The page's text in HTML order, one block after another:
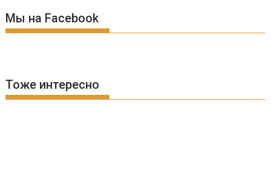
Мы на Facebook
Тоже интересно